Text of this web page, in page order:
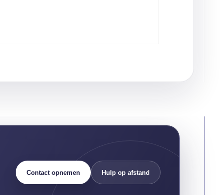
Contact opnemen Hulp op afstand